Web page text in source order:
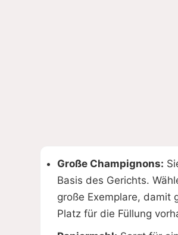
Große Champignons:
Basis des Gerichts.
große Exemplare, damit
Platz für die Füllung